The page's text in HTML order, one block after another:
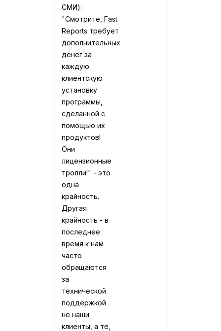
СМИ):
"Смотрите, Fast
Reports требует
дополнительных
денег за
каждую
клиентскую
установку
программы,
сделанной с
помощью их
продуктов!
Они
лицензионные
тролли!" - это
одна
крайность.
Другая
крайность - в
последнее
время к нам
часто
обращаются
за
технической
поддержкой
не наши
клиенты, а те,